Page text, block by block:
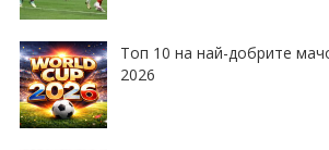
Топ 10 на най-добрите
2026